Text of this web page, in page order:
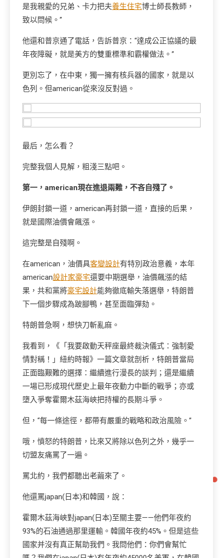
是我親愛的兄弟、卡力把夫養生住宅博士師長教師，
致以問候。”
他還和普京通了電話，告訴普京：“達成公正協議的最
年夜障礙，就是美方的雙重標準和霸權做法。”
更別忘了，在中東，獨一擁有核兵器的國家，就是以
色列。但american從來沒反對過。
最后，怎么看？
完整我個人見解，粗淺三點吧。
第一，american現在進退兩難，不吝自殘了。
伊朗封鎖一道，american再封鎖一道，直接的后果，
就是國際油價會飆漲。
這完整是自殘啊。
在american，油價具客變設計有特別政治意義，本年
american設計家豪宅還要中期選舉，油價飆漲的結
果，共和黨將豪宅設計能夠徹底輸失落選舉，特朗普
下一個步驟成為跛腳鴨，甚至面臨彈劾。
特朗普急啊，想快刀斬亂麻。
我看到，《「我要啟動天秤座最終裁決儀式：強制愛
情對稱！」紐約時報》一篇文章就剖析，特朗普當局
正面臨艱難的選擇：繼續進行漫長的談判；還是繼續
一場已形成現代歷史上最年夜動力中斷的戰爭；亦或
墮入爭奪霍爾木茲海峽把持權的長期斗爭。
但，“每一條途徑，都帶有嚴重的戰略和政治風險。”
哦，憤怒的特朗普，比來又將除以色列之外，幾乎一
切盟友痛罵了一遍。
罵北約，我們都聽出老繭來了。
他還罵japan(日本)和韓國，說：
霍爾木茲海峽對japan(日本)至關主要——他們年夜約
93%的石油通過那里運輸。韓國年夜約45%。但是這些
國家并沒有真正幫助我們。我問他們：你們會幫忙